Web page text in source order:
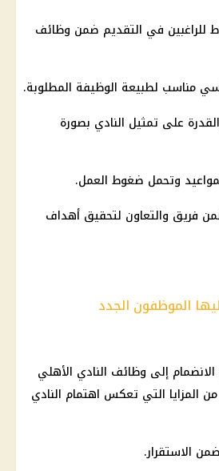
للراغبين في التقديم ضمن وظائف
مناسب لطبيعة الوظيفة المطلوبة.
على تمثيل النادي بصورة
وتحمل ضغوط العمل.
فريق والتعاون لتحقيق أهداف
الموظفون الجدد
إلى وظائف النادي الأهلي
المزايا التي تعكس اهتمام النادي
الاستقرار.